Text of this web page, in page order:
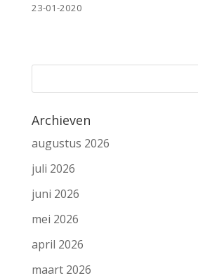
23-01-2020
Archieven
augustus 2026
juli 2026
juni 2026
mei 2026
april 2026
maart 2026